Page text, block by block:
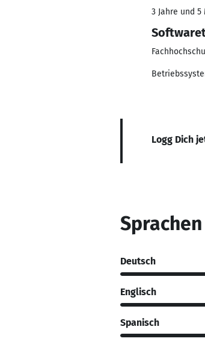
3 Jahre und 5
Logg Dich
Sprachen
Deutsch
Englisch
Spanisch